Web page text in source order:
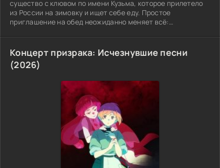
существо с клювом по имени Кузьма, которое прилетело
из России на зимовку и ищет себе еду. Простое
приглашение на обед неожиданно меняет всё:
самой весны. Постепенно Кузьма становится частью
семьи,
Концерт призрака: Исчезнувшие песни
(2026)